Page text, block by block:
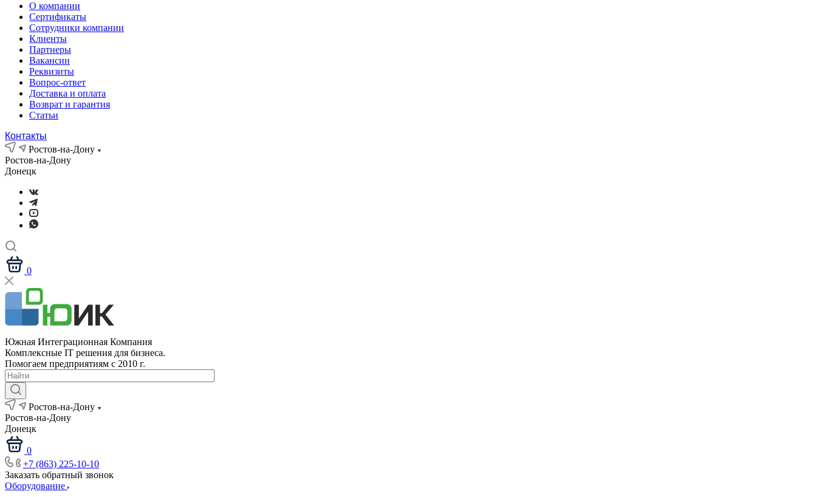
О компании
Сертификаты
Сотрудники компании
Клиенты
Партнеры
Вакансии
Реквизиты
Вопрос-ответ
Доставка и оплата
Возврат и гарантия
Статьи
Контакты
Ростов-на-Дону
Ростов-на-Дону
Донецк
0
Южная Интеграционная Компания
Комплексные IT решения для бизнеса.
Помогаем предприятиям с 2010 г.
Ростов-на-Дону
Ростов-на-Дону
Донецк
0
+7 (863) 225-10-10
Заказать обратный звонок
Оборудование